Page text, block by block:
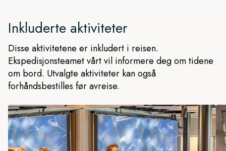
Inkluderte aktiviteter
Disse aktivitetene er inkludert i reisen.
Ekspedisjonsteamet vårt vil informere deg om tidene
om bord. Utvalgte aktiviteter kan også
forhåndsbestilles før avreise.